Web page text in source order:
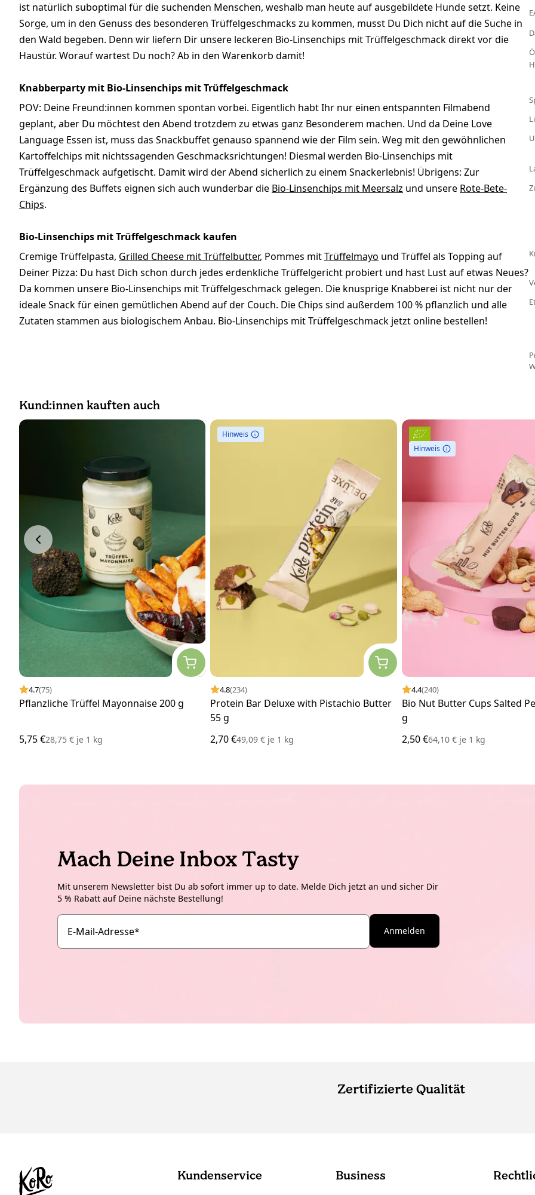
ist natürlich suboptimal für die suchenden Menschen, weshalb man heute auf ausgebildete Hunde setzt. Keine
Sorge, um in den Genuss des besonderen Trüffelgeschmacks zu kommen, musst Du Dich nicht auf die Suche in
den Wald begeben. Denn wir liefern Dir unsere leckeren Bio-Linsenchips mit Trüffelgeschmack direkt vor die
Haustür. Worauf wartest Du noch? Ab in den Warenkorb damit!
Knabberparty mit Bio-Linsenchips mit Trüffelgeschmack
POV: Deine Freund:innen kommen spontan vorbei. Eigentlich habt Ihr nur einen entspannten Filmabend
geplant, aber Du möchtest den Abend trotzdem zu etwas ganz Besonderem machen. Und da Deine Love
Language Essen ist, muss das Snackbuffet genauso spannend wie der Film sein. Weg mit den gewöhnlichen
Kartoffelchips mit nichtssagenden Geschmacksrichtungen! Diesmal werden Bio-Linsenchips mit
Trüffelgeschmack aufgetischt. Damit wird der Abend sicherlich zu einem Snackerlebnis! Übrigens: Zur
Ergänzung des Buffets eignen sich auch wunderbar die Bio-Linsenchips mit Meersalz und unsere Rote-Bete-
Chips.
Bio-Linsenchips mit Trüffelgeschmack kaufen
Cremige Trüffelpasta, Grilled Cheese mit Trüffelbutter, Pommes mitTrüffelmayo und Trüffel als Topping auf
Deiner Pizza: Du hast Dich schon durch jedes erdenkliche Trüffelgericht probiert und hast Lust auf etwas Neues?
Da kommen unsere Bio-Linsenchips mit Trüffelgeschmack gelegen. Die knusprige Knabberei ist nicht nur der
ideale Snack für einen gemütlichen Abend auf der Couch. Die Chips sind außerdem 100 % pflanzlich und alle
Zutaten stammen aus biologischem Anbau. Bio-Linsenchips mit Trüffelgeschmack jetzt online bestellen!
Kund:innen kauften auch
4.7(75)
Pflanzliche Trüffel Mayonnaise 200 g
5,75 €28,75 € je 1 kg
Hinweis
4.8(234)
Protein Bar Deluxe with Pistachio Butter
55 g
2,70 €49,09 € je 1 kg
Hinweis
4.4(240)
Bio Nut Butter Cups Salted
g
2,50 €64,10 € je1 kg
Mach Deine Inbox Tasty
Mit unserem Newsletter bist Du ab sofort immer up to date. Melde Dich jetzt an und sicher Dir
5 % Rabatt auf Deine nächste Bestellung!
E-Mail-Adresse* Anmelden
Zertifizierte Qualität
Kundenservice Business